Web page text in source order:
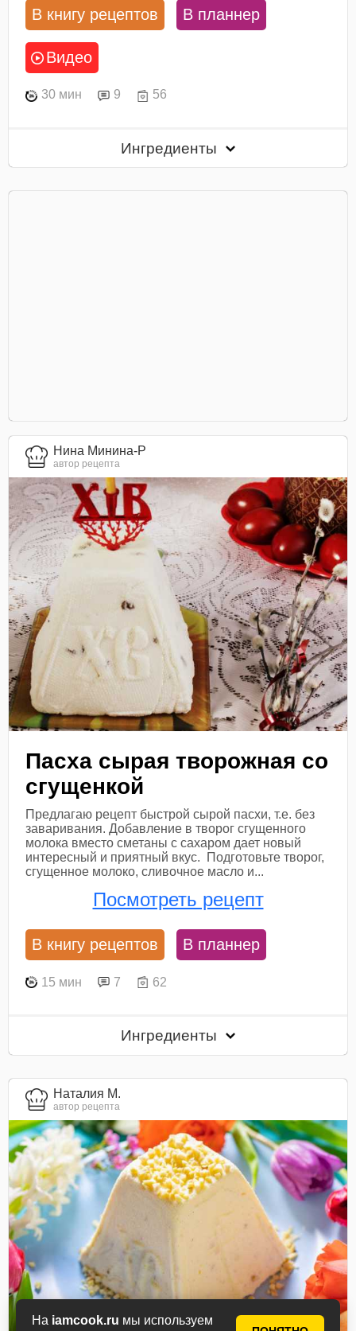
На iamcook.ru мы используем
В книгу рецептов В планнер
Видео
30 мин 9 56
Ингредиенты
Нина Минина-Р
автор рецепта
Пасха сырая творожная со
сгущенкой
Предлагаю рецепт быстрой сырой пасхи, т.е. без
заваривания. Добавление в творог сгущенного
молока вместо сметаны с сахаром дает новый
интересный и приятный вкус. Подготовьте творог,
сгущенное молоко, сливочное масло и...
Посмотреть рецепт
В книгу рецептов В планнер
15 мин 7 62
Ингредиенты
Наталия М.
автор рецепта